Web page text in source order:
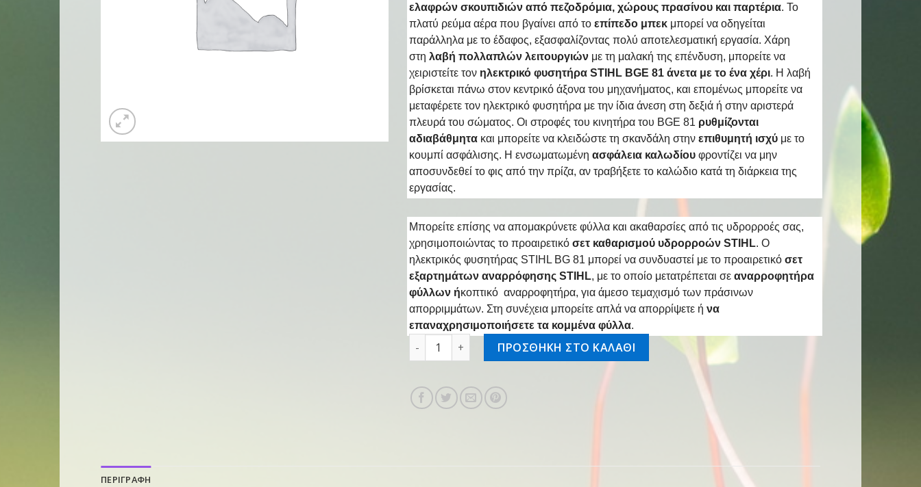
ελαφρών σκουπιδιών από πεζοδρόμια, χώρους πρασίνου και παρτέρια. Το
πλατύ ρεύμα αέρα που βγαίνει από το επίπεδο μπεκ μπορεί να οδηγείται
παράλληλα με το έδαφος, εξασφαλίζοντας πολύ αποτελεσματική εργασία. Χάρη
στη λαβή πολλαπλών λειτουργιών με τη μαλακή της επένδυση, μπορείτε να
χειριστείτε τον ηλεκτρικό φυσητήρα STIHL BGE 81 άνετα με το ένα χέρι. Η λαβή
βρίσκεται πάνω στον κεντρικό άξονα του μηχανήματος, και επομένως μπορείτε να
μεταφέρετε τον ηλεκτρικό φυσητήρα με την ίδια άνεση στη δεξιά ή στην αριστερά
πλευρά του σώματος. Οι στροφές του κινητήρα του BGE 81 ρυθμίζονται
αδιαβάθμητα και μπορείτε να κλειδώστε τη σκανδάλη στην επιθυμητή ισχύ με το
κουμπί ασφάλισης. Η ενσωματωμένη ασφάλεια καλωδίου φροντίζει να μην
αποσυνδεθεί το φις από την πρίζα, αν τραβήξετε το καλώδιο κατά τη διάρκεια της
εργασίας.
Μπορείτε επίσης να απομακρύνετε φύλλα και ακαθαρσίες από τις υδρορροές σας,
χρησιμοποιώντας το προαιρετικό σετ καθαρισμού υδρορροών STIHL. Ο
ηλεκτρικός φυσητήρας STIHL BG 81 μπορεί να συνδυαστεί με το προαιρετικό σετ
εξαρτημάτων αναρρόφησης STIHL, με το οποίο μετατρέπεται σε αναρροφητήρα
φύλλων ήκοπτικό αναρροφητήρα, για άμεσο τεμαχισμό των πράσινων
απορριμμάτων. Στη συνέχεια μπορείτε απλά να απορρίψετε ή να
επαναχρησιμοποιήσετε τα κομμένα φύλλα.
Ηλεκτρικός φυσητήρας BGE 81 ποσότητα
ΠΡΟΣΘΗΚΗ ΣΤΟ ΚΑΛΑΘΙ
ΠΕΡΙΓΡΑΦΗ